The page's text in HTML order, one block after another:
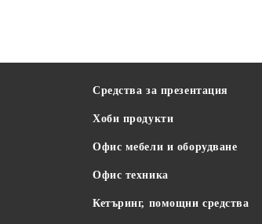
Средства за презентация
Хоби продукти
Офис мебели и оборудване
Офис техника
Кетъринг, помощни средства